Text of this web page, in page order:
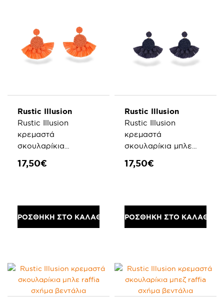
Rustic Illusion
Rustic Illusion
κρεμαστά
σκουλαρίκια
σχήμα βεντάλια
17,50€
ΠΡΟΣΘΗΚΗ ΣΤΟ ΚΑΛΑΘΙ
Rustic Illusion
Rustic Illusion
κρεμαστά
σκουλαρίκια μπλε
βεντάλια
17,50€
ΠΡΟΣΘΗΚΗ ΣΤΟ ΚΑΛΑΘΙ